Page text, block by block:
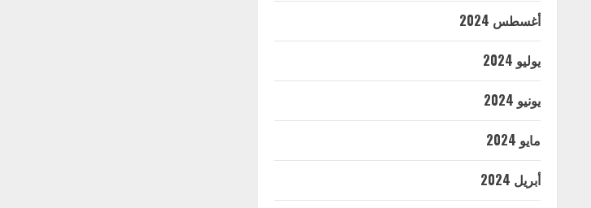
أغسطس 2024
يوليو 2024
يونيو 2024
مايو 2024
أبريل 2024